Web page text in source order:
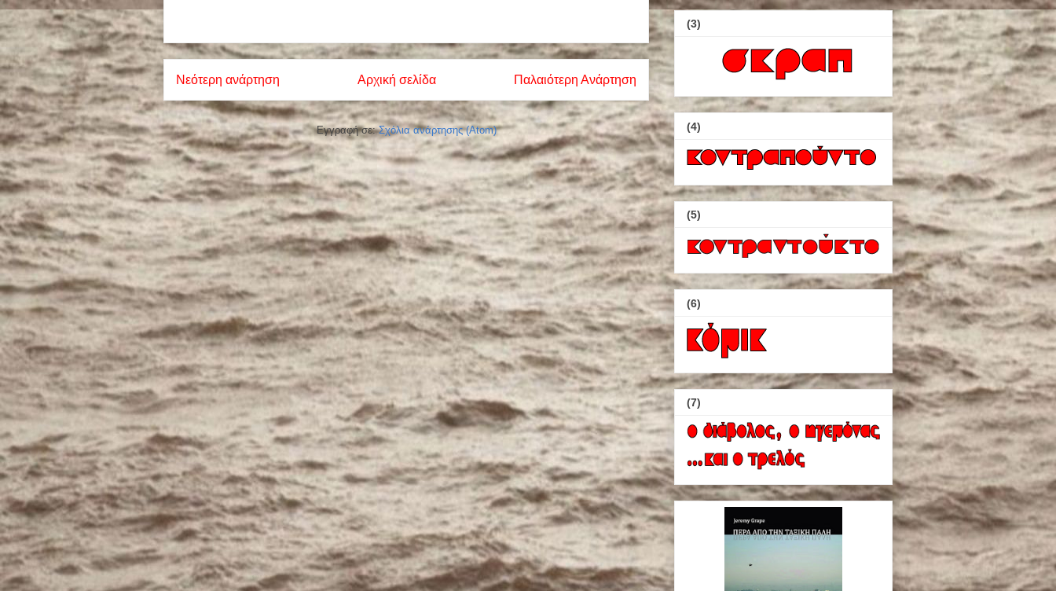
Νεότερη ανάρτηση Παλαιότερη Ανάρτηση
Αρχική σελίδα
Εγγραφή σε:Σχόλια ανάρτησης (Atom)
(3)
(4)
(5)
(6)
(7)